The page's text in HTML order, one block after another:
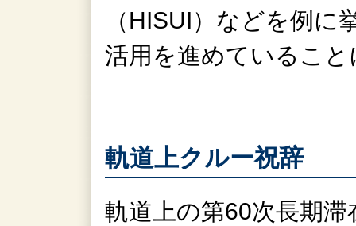
（HISUI）などを例
活用を進めているこ
軌道上クルー祝辞
軌道上の第60次長期